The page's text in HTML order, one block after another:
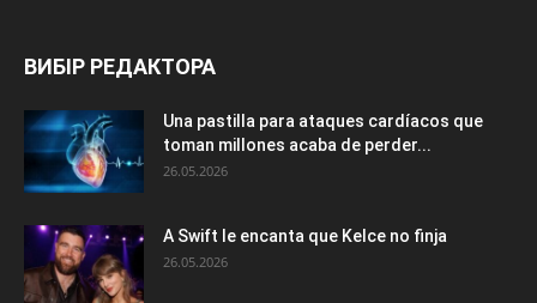
ВИБІР РЕДАКТОРА
Una pastilla para ataques cardíacos que
toman millones acaba de perder...
26.05.2026
A Swift le encanta que Kelce no finja
26.05.2026